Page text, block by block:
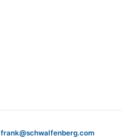
frank@schwalfenberg.com